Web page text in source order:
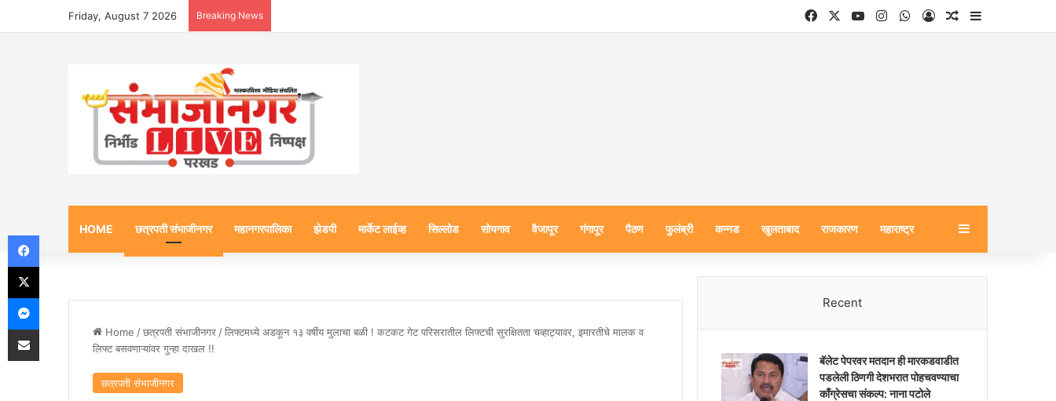
Friday, August 7 2026 Breaking News FacebookYouTubeInstagramWhatsApp
Log InRandom Article
Sidebar
HOME छत्रपती संभाजीनगर महानगरपालिका झेडपी मार्केट लाईव्ह सिल्लोड सोयगाव वैजापूर गंगापूर पैठण फुलंब्री कन्नड खुलताबाद राजकारण महाराष्ट्र Sidebar
Home /छत्रपती संभाजीनगर /लिफ्टमध्ये अडकून १३ वर्षीय मुलाचा बळी ! कटकट गेट परिसरातील लिफ्टची सुरक्षितता चव्हाट्यावर, इमारतीचे मालक व
लिफ्ट बसवणाऱ्यांवर गुन्हा दाखल !!
छत्रपती संभाजीनगर
Recent
बॅलेट पेपरवर मतदान ही मारकडवाडीत
पडलेली ठिणगी देशभरात पोहचवण्याचा
काँग्रेसचा संकल्प: नाना पटोले
Facebook
X
Messenger
Share via Email